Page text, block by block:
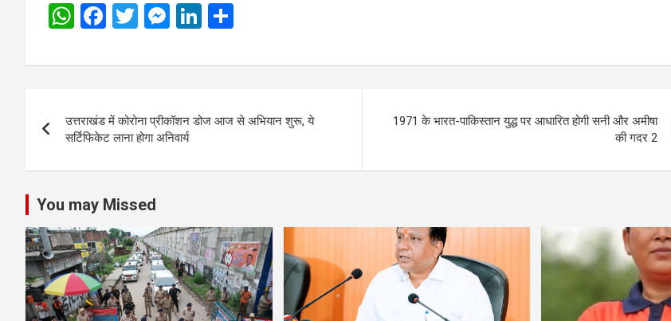
W
at
A
p
p
F
ce
o
o
k
T
tt
M
se
g
er
Li
ke
n
ar
navigation
उत्तराखंड में कोरोना प्रीकॉशन डोज आज से अभियान शुरू, ये
सर्टिफिकेट लाना होगा अनिवार्य
1971 के भारत-पाकिस्तान युद्ध पर आधारित होगी सनी और अमीषा
की गदर 2
You may Missed